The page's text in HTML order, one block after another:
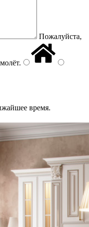
Пожалуйста,
.
время.